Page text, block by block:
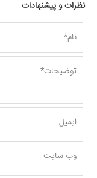
نظرات و پیشنهادات